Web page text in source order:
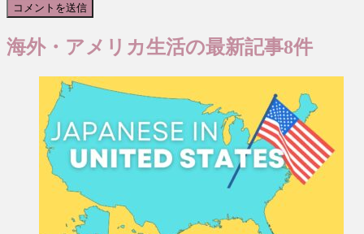
海外・アメリカ生活の最新記事8件